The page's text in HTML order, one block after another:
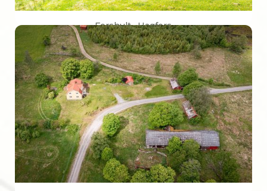
Forshult · Hagfors
Woonoppervlakte
75 m²
Perceeloppervlakte
2.670 m²
€ 41.500